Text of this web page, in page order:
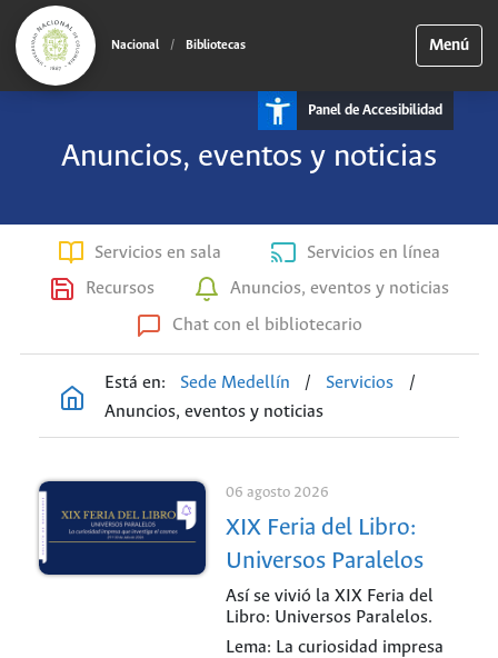
Nacional / Bibliotecas Menú
Panel de Accesibilidad
Anuncios, eventos y noticias
Servicios en sala
Servicios en línea
Recursos
Anuncios, eventos y noticias
Chat con el bibliotecario
Está en: Sede Medellín / Servicios
/
Anuncios, eventos y noticias
06 agosto 2026
XIX Feria del Libro:
Universos Paralelos
Así se vivió la XIX Feria del
Libro: Universos Paralelos.
Lema: La curiosidad impresa